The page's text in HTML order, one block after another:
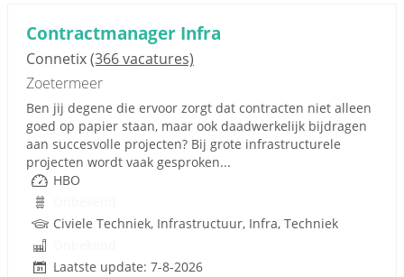
Contractmanager Infra
Connetix(366 vacatures)
Zoetermeer
Ben jij degene die ervoor zorgt dat contracten niet alleen
goed op papier staan, maar ook daadwerkelijk bijdragen
aan succesvolle projecten? Bij grote infrastructurele
projecten wordt vaak gesproken...
HBO
Civiele Techniek, Infrastructuur, Infra, Techniek
Laatste update: 7-8-2026